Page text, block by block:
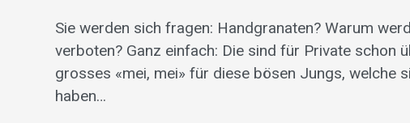
Sie werden sich fragen: Handgranaten? Warum
verboten? Ganz einfach: Die sind für Private schon
grosses «mei, mei» für diese bösen Jungs, welche
haben…